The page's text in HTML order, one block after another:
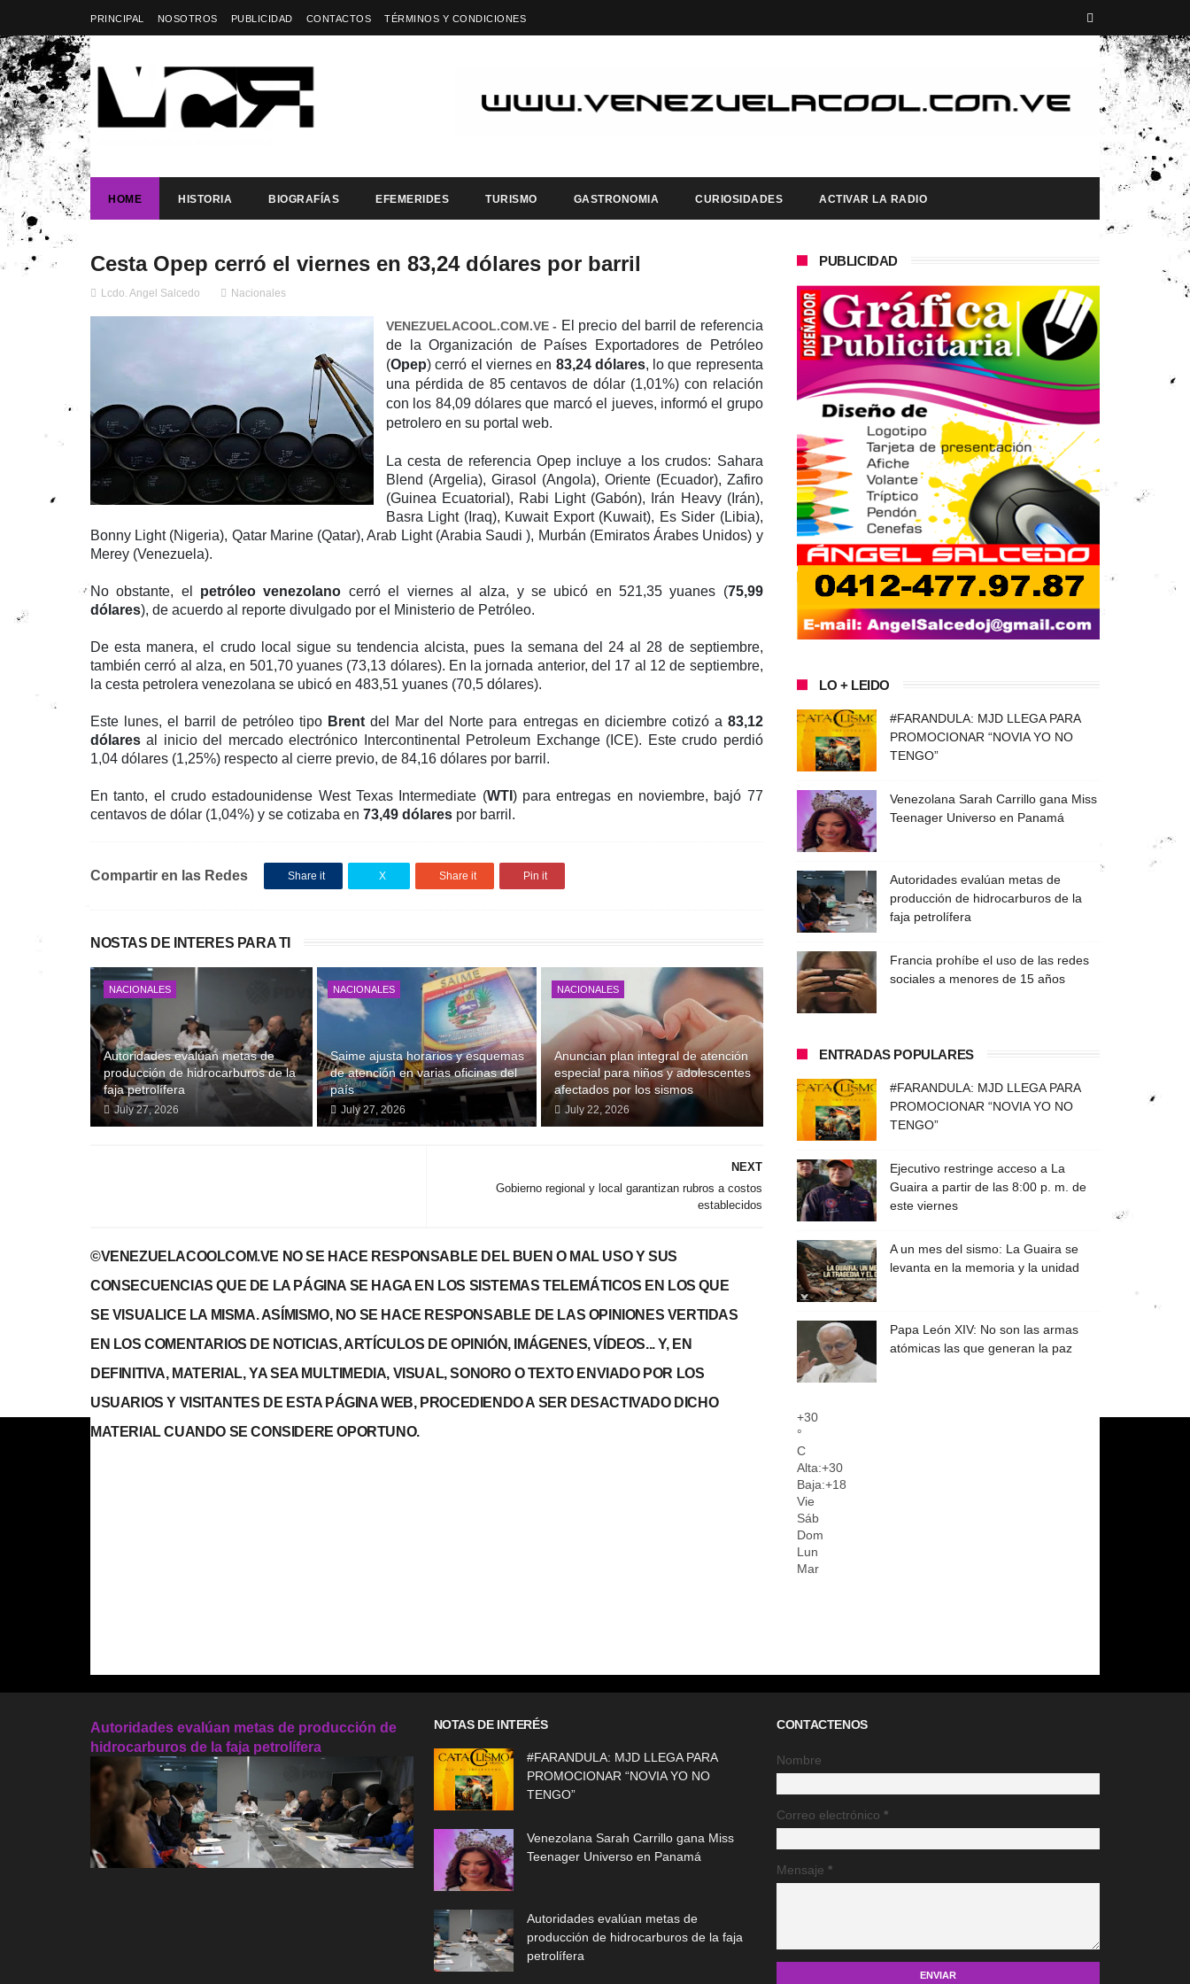
PRINCIPAL NOSOTROS PUBLICIDAD CONTACTOS TÉRMINOS Y CONDICIONES
HOME HISTORIA BIOGRAFÍAS EFEMERIDES TURISMO GASTRONOMIA CURIOSIDADES ACTIVAR LA RADIO
Cesta Opep cerró el viernes en 83,24 dólares por barril
Lcdo. Angel Salcedo Nacionales
VENEZUELACOOL.COM.VE - El precio del barril de referencia
de la Organización de Países Exportadores de Petróleo
(Opep) cerró el viernes en 83,24 dólares, lo que representa
una pérdida de 85 centavos de dólar (1,01%) con relación
con los 84,09 dólares que marcó el jueves, informó el grupo
petrolero en su portal web.
La cesta de referencia Opep incluye a los crudos: Sahara
Blend (Argelia), Girasol (Angola), Oriente (Ecuador), Zafiro
(Guinea Ecuatorial), Rabi Light (Gabón), Irán Heavy (Irán),
Basra Light (Iraq), Kuwait Export (Kuwait), Es Sider (Libia),
Bonny Light (Nigeria), Qatar Marine (Qatar), Arab Light (Arabia Saudi ), Murbán (Emiratos Árabes Unidos) y
Merey (Venezuela).
No obstante, el petróleo venezolano cerró el viernes al alza, y se ubicó en 521,35 yuanes (75,99
dólares), de acuerdo al reporte divulgado por el Ministerio de Petróleo.
De esta manera, el crudo local sigue su tendencia alcista, pues la semana del 24 al 28 de septiembre,
también cerró al alza, en 501,70 yuanes (73,13 dólares). En la jornada anterior, del 17 al 12 de septiembre,
la cesta petrolera venezolana se ubicó en 483,51 yuanes (70,5 dólares).
Este lunes, el barril de petróleo tipo Brent del Mar del Norte para entregas en diciembre cotizó a 83,12
dólares al inicio del mercado electrónico Intercontinental Petroleum Exchange (ICE). Este crudo perdió
1,04 dólares (1,25%) respecto al cierre previo, de 84,16 dólares por barril.
En tanto, el crudo estadounidense West Texas Intermediate (WTI ) para entregas en noviembre, bajó 77
centavos de dólar (1,04%) y se cotizaba en 73,49 dólares por barril.
Compartir en las Redes Share it X Share it Pin it
NOSTAS DE INTERES PARA TI
NACIONALES
Autoridades evalúan metas de
producción de hidrocarburos de la
faja petrolífera
July 27, 2026
NACIONALES
Saime ajusta horarios y esquemas
de atención en varias oficinas del
país
July 27, 2026
NACIONALES
Anuncian plan integral de atención
especial para niños y adolescentes
afectados por los sismos
July 22, 2026
NEXT
Gobierno regional y local garantizan rubros a costos
establecidos
©VENEZUELACOOLCOM.VE NO SE HACE RESPONSABLE DEL BUEN O MAL USO Y SUS
CONSECUENCIAS QUE DE LA PÁGINA SE HAGA EN LOS SISTEMAS TELEMÁTICOS EN LOS QUE
SE VISUALICE LA MISMA. ASÍMISMO, NO SE HACE RESPONSABLE DE LAS OPINIONES VERTIDAS
EN LOS COMENTARIOS DE NOTICIAS, ARTÍCULOS DE OPINIÓN, IMÁGENES, VÍDEOS... Y, EN
DEFINITIVA, MATERIAL, YA SEA MULTIMEDIA, VISUAL, SONORO O TEXTO ENVIADO POR LOS
USUARIOS Y VISITANTES DE ESTA PÁGINA WEB, PROCEDIENDO A SER DESACTIVADO DICHO
MATERIAL CUANDO SE CONSIDERE OPORTUNO.
PUBLICIDAD
LO + LEIDO
#FARANDULA: MJD LLEGA PARA
PROMOCIONAR “NOVIA YO NO
TENGO”
Venezolana Sarah Carrillo gana Miss
Teenager Universo en Panamá
Autoridades evalúan metas de
producción de hidrocarburos de la
faja petrolífera
Francia prohíbe el uso de las redes
sociales a menores de 15 años
ENTRADAS POPULARES
#FARANDULA: MJD LLEGA PARA
PROMOCIONAR “NOVIA YO NO
TENGO”
Ejecutivo restringe acceso a La
Guaira a partir de las 8:00 p. m. de
este viernes
A un mes del sismo: La Guaira se
levanta en la memoria y la unidad
Papa León XIV: No son las armas
atómicas las que generan la paz
+30
°
C
Alta:+30
Baja:+18
Vie
Sáb
Dom
Lun
Mar
Autoridades evalúan metas de producción de
hidrocarburos de la faja petrolífera
NOTAS DE INTERÉS
#FARANDULA: MJD LLEGA PARA
PROMOCIONAR “NOVIA YO NO
TENGO”
Venezolana Sarah Carrillo gana Miss
Teenager Universo en Panamá
Autoridades evalúan metas de
producción de hidrocarburos de la faja
petrolífera
CONTACTENOS
Nombre
Correo electrónico*
Mensaje*